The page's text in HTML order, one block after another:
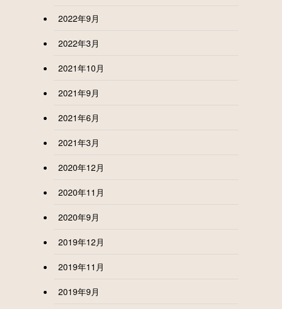
2022年9月
2022年3月
2021年10月
2021年9月
2021年6月
2021年3月
2020年12月
2020年11月
2020年9月
2019年12月
2019年11月
2019年9月